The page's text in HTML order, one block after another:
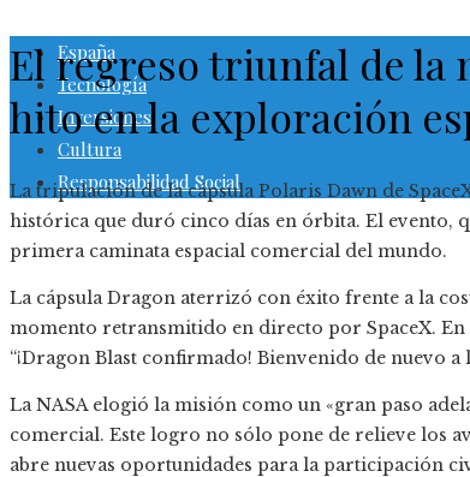
España
Tecnología
Inversiones
Cultura
Responsabilidad Social
El regreso triunfal de la
hito en la exploración
La tripulación de la cápsula Polaris Dawn de
histórica que duró cinco días en órbita. El evento,
primera caminata espacial comercial del mundo.
La cápsula Dragon aterrizó con éxito frente a la
momento retransmitido en directo por SpaceX. En
“¡Dragon Blast confirmado! Bienvenido de nuevo a
La NASA elogió la misión como un «gran paso
comercial. Este logro no sólo pone de relieve los
abre nuevas oportunidades para la participación